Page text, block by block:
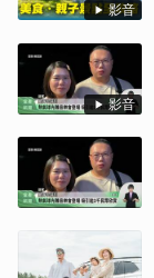
影音
影音